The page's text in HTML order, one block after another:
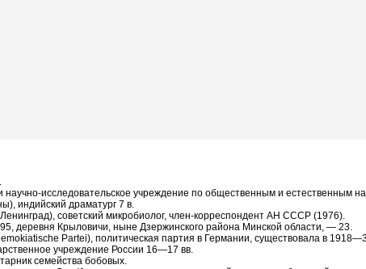
научно-исследовательское учреждение по общественным и естественным
индийский драматург 7 в.
советский микробиолог, член-корреспондент АН СССР (1976).
деревня Крыловичи, ныне Дзержинского района Минской области, — 23.
Partei), политическая партия в Германии, существовала в
учреждение России 16—17 вв.
семейства бобовых.